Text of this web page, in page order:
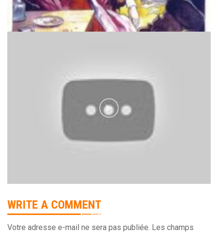
WRITE A COMMENT
Votre adresse e-mail ne sera pas publiée. Les champs